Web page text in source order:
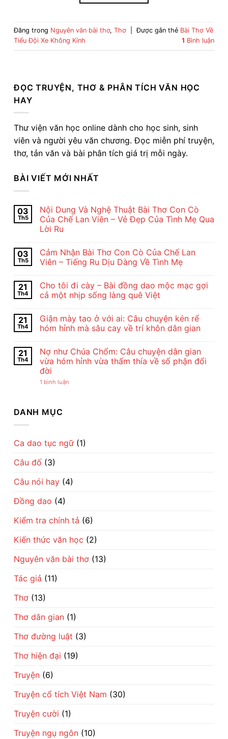
Đăng trong Nguyên văn bài thơ, Thơ Được gắn thẻ Bài Thơ Về
Tiểu Đội Xe Không Kính
1 Bình luận
ĐỌC TRUYỆN, THƠ & PHÂN TÍCH VĂN HỌC
HAY
Thư viện văn học online dành cho học sinh, sinh
viên và người yêu văn chương. Đọc miễn phí truyện,
thơ, tản văn và bài phân tích giá trị mỗi ngày.
BÀI VIẾT MỚI NHẤT
03
Th5
Nội Dung Và Nghệ Thuật Bài Thơ Con Cò
Của Chế Lan Viên – Vẻ Đẹp Của Tình Mẹ Qua
Lời Ru
bình
luận
ở
Và
Nghệ
Thuật
Con
Cò
Của
Viên
–
Vẻ
Đẹp
Của
Tình
Ru
03
Th5
Cảm Nhận Bài Thơ Con Cò Của Chế Lan
Viên – Tiếng Ru Dịu Dàng Về Tình Mẹ
bình
luận
ở
Bài
Thơ
Con
Chế
Lan
Viên
–
Tiếng
Ru
Tình
21
Th4
Cho tôi đi cày – Bài đồng dao mộc mạc gợi
cả một nhịp sống làng quê Việt
bình
luận
ở
đi
cày
–
Bài
đồng
dao
cả
quê
21
Th4
Giận mày tao ở với ai: Câu chuyện kén rể
hóm hỉnh mà sâu cay về trí khôn dân gian
bình
luận
ở
Giận
mày
tao
Câu
chuyện
hỉnh
sâu
cay
trí
khôn
gian
21
Th4
Nợ như Chúa Chổm: Câu chuyện dân gian
vừa hóm hỉnh vừa thấm thía về số phận đổi
đời
1 bình luận
vừa
hóm
về
số
DANH MỤC
Ca dao tục ngữ(1)
Câu đố (3)
Câu nói hay (4)
Đồng dao (4)
Kiểm tra chính tả (6)
Kiến thức văn học (2)
Nguyên văn bài thơ (13)
Tác giả (11)
Thơ (13)
Thơ dân gian (1)
Thơ đường luật (3)
Thơ hiện đại (19)
Truyện (6)
Truyện cổ tích Việt Nam (30)
Truyện cười (1)
Truyện ngụ ngôn (10)